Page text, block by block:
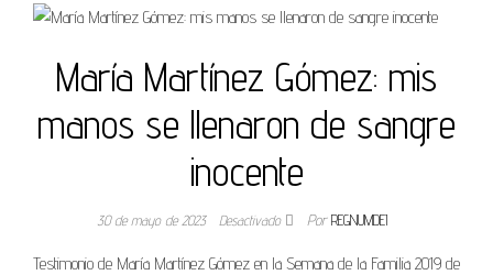
María Martínez Gómez: mis
manos se llenaron de sangre
inocente
30 de mayo de 2023 Desactivado Por REGNUMDEI
Testimonio de María Martínez Gómez en la Semana de la Familia 2019 de